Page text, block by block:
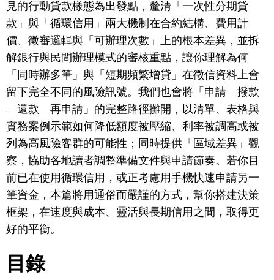
見的行動貸款樣態為出發點，釐清「一次性分期貸
款」與「循環信用」兩大機制在合約結構、費用計
價、徵審邏輯與「可辦理次數」上的根本差異，並拆
解銀行與民間辦理模式的審核重點，讓你理解為何
「同時辦多筆」與「短期頻繁增貸」在徵信資料上會
留下完全不同的風險訊號。我們也會將「申請—撥款
—還款—再申請」的完整路徑攤開，以清單、表格與
實務案例示範如何降低額度被壓縮、利率被調高或被
列為高風險客群的可能性；同時提供「區域差異」觀
察，協助各地讀者調整準備文件與申請節奏。若你目
前已在使用循環信用，或正考慮用手機快速申請另一
筆資金，本篇將用通俗而嚴謹的方式，幫你搭建決策
框架，在速度與成本、靈活與長期信用之間，取得更
好的平衡。
目錄